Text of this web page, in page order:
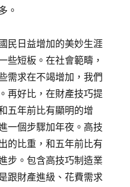
。
民日益增加的美妙生涯
些短板。在社會範疇，
需求在不竭增加，我們
再好比，在財產技巧提
五年前比有顯明的增
一個步驟加年夜。高技
的比重，和五年前比有
步。包含高技巧制造業
跟財產進級、花費需求